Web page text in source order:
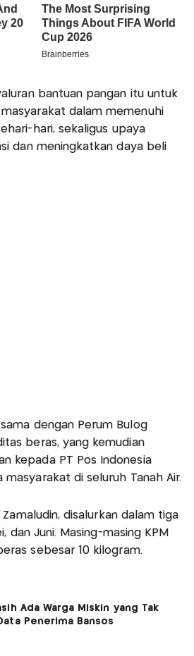
bantuan pangan itu untuk
dalam memenuhi
hari, sekaligus upaya
dan meningkatkan daya beli
dengan Perum Bulog
beras, yang kemudian
kepada PT Pos Indonesia
di seluruh Tanah Air.
Zamaludin, disalurkan dalam tiga
dan Juni. Masing-masing KPM
sebesar 10 kilogram.
Ada Warga Miskin yang Tak
Penerima Bansos